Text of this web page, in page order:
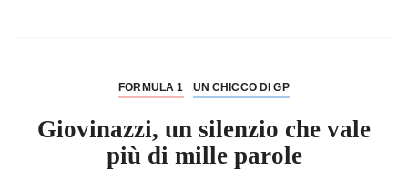
FORMULA 1 UN CHICCO DI GP
Giovinazzi, un silenzio che vale
più di mille parole